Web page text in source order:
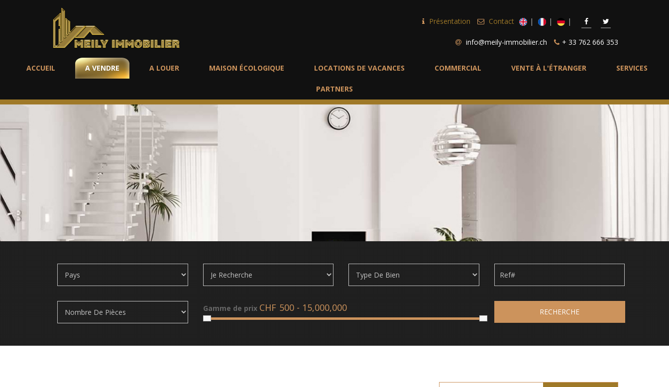
Présentation Contact
info@meily-immobilier.ch + 33 762 666 353
ACCUEIL A VENDRE A LOUER MAISON ÉCOLOGIQUE LOCATIONS DE VACANCES COMMERCIAL VENTE À L'ÉTRANGER SERVICES
PARTNERS
Gamme de prix CHF RECHERCHE